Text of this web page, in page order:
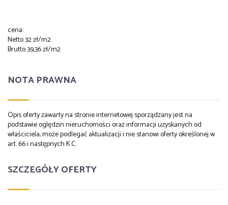
cena:
Netto 32 zł/m2
Brutto 39,36 zł/m2
NOTA PRAWNA
Opis oferty zawarty na stronie internetowej sporządzany jest na
podstawie oględzin nieruchomości oraz informacji uzyskanych od
właściciela, może podlegać aktualizacji i nie stanowi oferty określonej w
art. 66 i następnych K.C.
SZCZEGÓŁY OFERTY